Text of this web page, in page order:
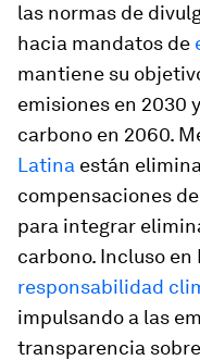
las normas de
hacia mandatos de
mantiene su
emisiones en 2030
carbono en 2060.
Latina están
compensaciones
para integrar
carbono. Incluso en
responsabilidad
impulsando a las
transparencia